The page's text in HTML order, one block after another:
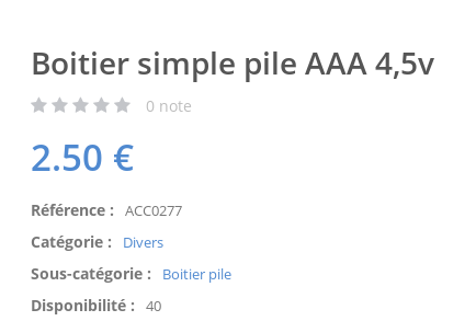
Boitier simple pile AAA 4,5v
0 note
2.50 €
Référence : ACC0277
Catégorie : Divers
Sous-catégorie : Boitier pile
Disponibilité : 40